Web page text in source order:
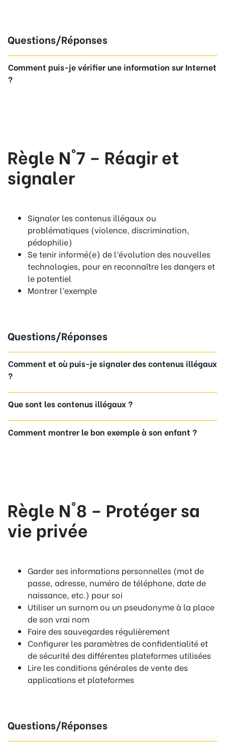
Questions/Réponses
Comment puis-je vérifier une information sur Internet
?
Règle N°7 – Réagir et
signaler
Signaler les contenus illégaux ou
problématiques (violence, discrimination,
pédophilie)
Se tenir informé(e) de l’évolution des nouvelles
technologies, pour en reconnaître les dangers et
le potentiel
Montrer l’exemple
Questions/Réponses
Comment et où puis-je signaler des contenus illégaux
?
Que sont les contenus illégaux ?
Comment montrer le bon exemple à son enfant ?
Règle N°8 – Protéger sa
vie privée
Garder ses informations personnelles (mot de
passe, adresse, numéro de téléphone, date de
naissance, etc.) pour soi
Utiliser un surnom ou un pseudonyme à la place
de son vrai nom
Faire des sauvegardes régulièrement
Configurer les paramètres de confidentialité et
de sécurité des différentes plateformes utilisées
Lire les conditions générales de vente des
applications et plateformes
Questions/Réponses